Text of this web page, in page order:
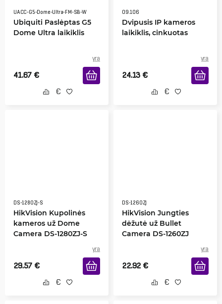
UACC-G5-Dome-Ultra-FM-SB-W
Ubiquiti Paslėptas G5
Dome Ultra laikiklis
yra
41.67 €
09.106
Dvipusis IP kameros
laikiklis, cinkuotas
yra
24.13 €
DS-1280ZJ-S
HikVision Kupolinės
kameros už Dome
Camera DS-1280ZJ-S
yra
29.57 €
DS-1260ZJ
HikVision Jungties
dėžutė už Bullet
Camera DS-1260ZJ
yra
22.92 €